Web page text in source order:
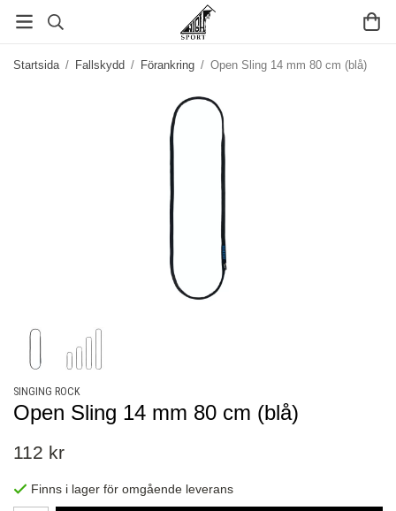
Startsida / Fallskydd / Förankring / Open Sling 14 mm 80 cm (blå)
SINGING ROCK
Open Sling 14 mm 80 cm (blå)
112 kr
Finns i lager för omgående leverans